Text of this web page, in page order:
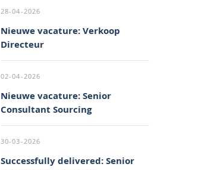
28-04-2026
Nieuwe vacature: Verkoop
Directeur
02-04-2026
Nieuwe vacature: Senior
Consultant Sourcing
30-03-2026
Successfully delivered: Senior